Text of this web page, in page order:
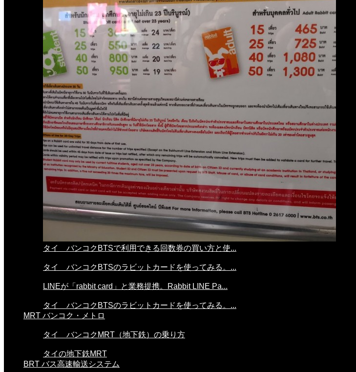
タイ バンコクBTSで利用できる回数券の買い方と使...
タイ バンコクBTSのラビットカードを使ってみる。...
LINEが「rabbit card」と業務提携。Rabbit LINE Pa...
タイ バンコクBTSのラビットカードを使ってみる。...
MRT バンコク・メトロ
タイ バンコクMRT（地下鉄）の乗り方
タイの地下鉄MRT
BRT バス高速輸送システム